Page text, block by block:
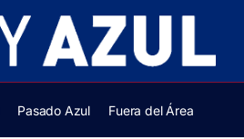
Pasado Azul Fuera del Área